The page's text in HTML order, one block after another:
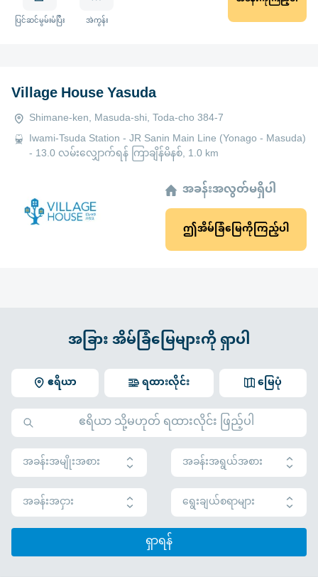
ပြင်ဆင်မွမ်းမံပြီး အဲကွန်း
Village House Yasuda
Shimane-ken, Masuda-shi, Toda-cho 384-7
Iwami-Tsuda Station - JR Sanin Main Line (Yonago - Masuda)
- 13.0 လမ်းလျှောက်ရန် ကြာချိန်မိနစ်, 1.0 km
အခန်းအလွတ်မရှိပါ
ဤအိမ်ခြံမြေကိုကြည့်ပါ
အခြား အိမ်ခြံမြေများကို ရှာပါ
ဧရိယာ မြေပုံ
ရထားလိုင်း
အခန်းအမျိုးအစား
အခန်းအရွယ်အစား
အခန်းအငှား
ရွေးချယ်စရာများ
ရှာရန်